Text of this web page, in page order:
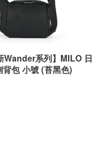
Wander系列】MILO 日
背包 小號 (苔黑色)